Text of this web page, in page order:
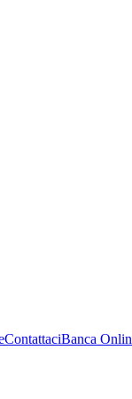
ContattaciBanca